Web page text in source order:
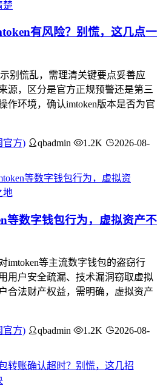
有风险？别慌，这几点一
别慌乱，需理清关键要点妥善应
源，区分是官方正规预警还是第三
作环境，确认imtoken版本是否为官
官方) qbadmin 1.2K
2026-08-
等数字钱包行为，虚拟资产不
imtoken等主流数字钱包的盗窃行
用户安全疏漏、技术漏洞窃取虚拟
合法财产权益，需明确，虚拟资产
官方) qbadmin 1.2K
2026-08-